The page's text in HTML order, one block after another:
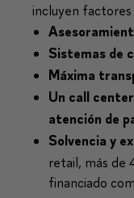
incluyen
Sistemas de
Máxima
Un call
atención de
Solvencia y
retail, más
financiado